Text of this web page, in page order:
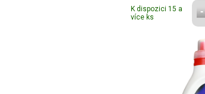
K dispozici 15 a
více ks